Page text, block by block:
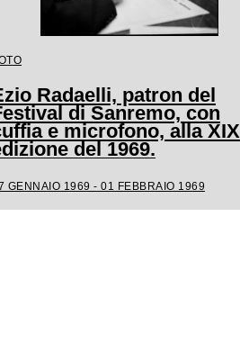
Radaelli, patron del
di Sanremo, con
e microfono, alla XIX
del 1969.
GENNAIO 1969 - 01 FEBBRAIO 1969